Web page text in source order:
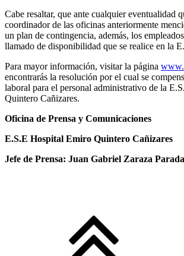
Cabe resaltar, que ante cualquier eventualidad
coordinador de las oficinas anteriormente
un plan de contingencia, además, los
llamado de disponibilidad que se realice en la
Para mayor información, visitar la página
encontrarás la resolución por el cual se
laboral para el personal administrativo de la
Quintero Cañizares.
Oficina de Prensa y Comunicaciones
E.S.E Hospital Emiro Quintero Cañizares
Jefe de Prensa: Juan Gabriel Zaraza Parada